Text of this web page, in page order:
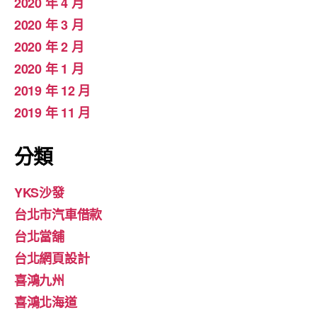
2020 年 3 月
2020 年 2 月
2020 年 1 月
2019 年 12 月
2019 年 11 月
分類
YKS沙發
台北市汽車借款
台北當舖
台北網頁設計
喜鴻九州
喜鴻北海道